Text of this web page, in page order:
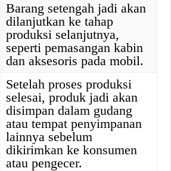
Barang setengah jadi akan
dilanjutkan ke tahap
produksi selanjutnya,
seperti pemasangan kabin
dan aksesoris pada mobil.
Setelah proses produksi
selesai, produk jadi akan
disimpan dalam gudang
atau tempat penyimpanan
lainnya sebelum
dikirimkan ke konsumen
atau pengecer.